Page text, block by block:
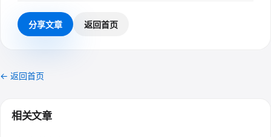
分享文章 返回首页
← 返回首页
相关文章